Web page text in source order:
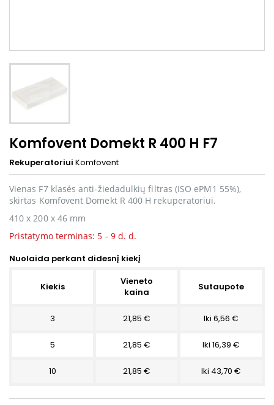
Komfovent Domekt R 400 H F7
Rekuperatoriui Komfovent
Vienas F7 klasės anti-žiedadulkių filtras (ISO ePM1 55%),
skirtas Komfovent Domekt R 400 H rekuperatoriui.
410 x 200 x 46 mm
Pristatymo terminas: 5 - 9 d. d.
Nuolaida perkant didesnį kiekį
Kiekis
Vieneto
kaina
Sutaupote
3 21,85 € Iki 6,56 €
5 21,85 € Iki 16,39 €
10 21,85 € Iki 43,70 €